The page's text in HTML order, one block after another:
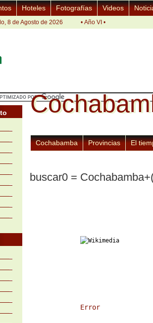
Hoteles Fotografías Videos
8 de Agosto de 2026 • Año VI •
Cochabamba Provincias El
buscar0 =
Error